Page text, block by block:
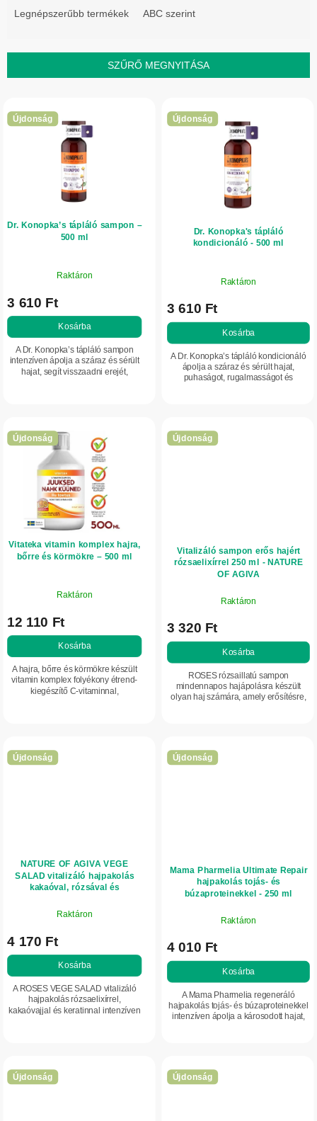
e
r
z
Legnépszerűbb termékek ABC szerint
SZŰRŐ MEGNYITÁSA
e
k
t
á
a
Újdonság
Dr. Konopka’s tápláló sampon –
500 ml
Raktáron
3 610 Ft
Kosárba
A Dr. Konopka’s tápláló sampon
intenzíven ápolja a száraz és sérült
hajat, segít visszaadni erejét,
Újdonság
Dr. Konopka's tápláló
kondicionáló - 500 ml
Raktáron
3 610 Ft
Kosárba
A Dr. Konopka’s tápláló kondicionáló
ápolja a száraz és sérült hajat,
puhaságot, rugalmasságot és
Újdonság
Vitateka vitamin komplex hajra,
bőrre és körmökre – 500 ml
Raktáron
12 110 Ft
Kosárba
A hajra, bőrre és körmökre készült
vitamin komplex folyékony étrend-
kiegészítő C-vitaminnal,
Újdonság
Vitalizáló sampon erős hajért
rózsaelixírrel 250 ml - NATURE
OF AGIVA
Raktáron
3 320 Ft
Kosárba
ROSES rózsaillatú sampon
mindennapos hajápolásra készült
olyan haj számára, amely erősítésre,
Újdonság
NATURE OF AGIVA VEGE
SALAD vitalizáló hajpakolás
kakaóval, rózsával és
Raktáron
4 170 Ft
Kosárba
A ROSES VEGE SALAD vitalizáló
hajpakolás rózsaelixírrel,
kakaóvajjal és keratinnal intenzíven
Újdonság
Mama Pharmelia Ultimate Repair
hajpakolás tojás- és
búzaproteinekkel - 250 ml
Raktáron
4 010 Ft
Kosárba
A Mama Pharmelia regeneráló
hajpakolás tojás- és búzaproteinekkel
intenzíven ápolja a károsodott hajat,
Újdonság Újdonság